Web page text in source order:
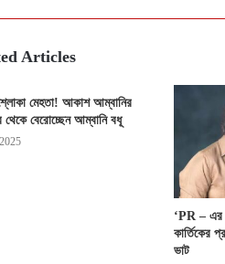
Articles
মেহতা! আকাশ আম্বানির
থেকে বেরোচ্ছেন আম্বানি বধূ
‘PR – এর
কার্তিকের
ভাট